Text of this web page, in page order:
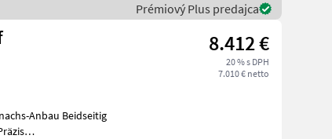
Prémiový Plus predajca
8.412 €
20 % s DPH
7.010 € netto
Anbau Beidseitig